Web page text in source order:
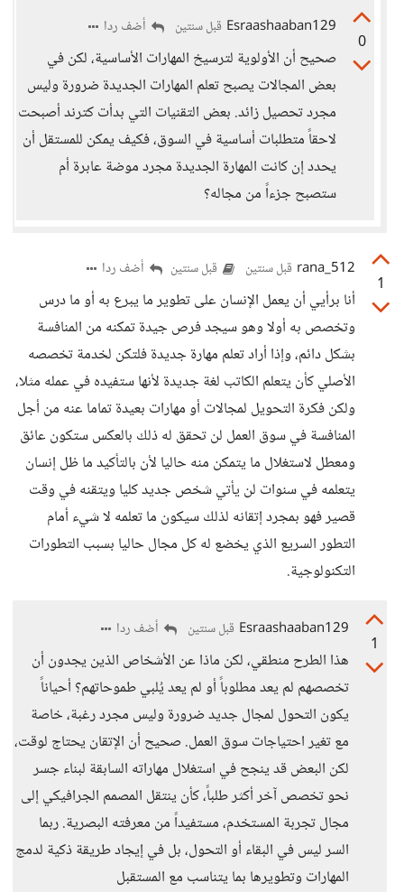
0
Esraashaaban129 قبل سنتين أضف ردا
صحيح أن الأولوية لترسيخ المهارات الأساسية، لكن في
بعض المجالات يصبح تعلم المهارات الجديدة ضرورة وليس
مجرد تحصيل زائد. بعض التقنيات التي بدأت كترند أصبحت
لاحقاً متطلبات أساسية في السوق، فكيف يمكن للمستقل أن
يحدد إن كانت المهارة الجديدة مجرد موضة عابرة أم
ستصبح جزءاً من مجاله؟
1
rana_512 قبل سنتين قبل سنتين أضف ردا
أنا برأيي أن يعمل الإنسان على تطوير ما يبرع به أو ما درس
وتخصص به أولا وهو سيجد فرص جيدة تمكنه من المنافسة
بشكل دائم، وإذا أراد تعلم مهارة جديدة فلتكن لخدمة تخصصه
الأصلي كأن يتعلم الكاتب لغة جديدة لأنها ستفيده في عمله مثلا،
ولكن فكرة التحويل لمجالات أو مهارات بعيدة تماما عنه من أجل
المنافسة في سوق العمل لن تحقق له ذلك بالعكس ستكون عائق
ومعطل لاستغلال ما يتمكن منه حاليا لأن بالتأكيد ما ظل إنسان
يتعلمه في سنوات لن يأتي شخص جديد كليا ويتقنه في وقت
قصير فهو بمجرد إتقانه لذلك سيكون ما تعلمه لا شيء أمام
التطور السريع الذي يخضع له كل مجال حاليا بسبب التطورات
التكنولوجية.
1
Esraashaaban129 قبل سنتين أضف ردا
هذا الطرح منطقي، لكن ماذا عن الأشخاص الذين يجدون أن
تخصصهم لم يعد مطلوباً أو لم يعد يُلبي طموحاتهم؟ أحياناً
يكون التحول لمجال جديد ضرورة وليس مجرد رغبة، خاصة
مع تغير احتياجات سوق العمل. صحيح أن الإتقان يحتاج لوقت،
لكن البعض قد ينجح في استغلال مهاراته السابقة لبناء جسر
نحو تخصص آخر أكثر طلباً، كأن ينتقل المصمم الجرافيكي إلى
مجال تجربة المستخدم، مستفيداً من معرفته البصرية. ربما
السر ليس في البقاء أو التحول، بل في إيجاد طريقة ذكية لدمج
المهارات وتطويرها بما يتناسب مع المستقبل